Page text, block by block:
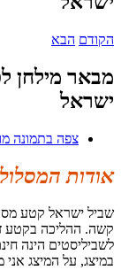
הקודם הבא
ישראל
צפה בתמונה
אודות המסלול
קשה. ההליכה בקטע
לשביליסטים הינה
במיצג, על המיצג